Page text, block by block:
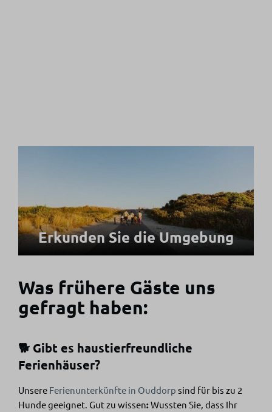
Erkunden Sie die Umgebung
Was frühere Gäste uns
gefragt haben:
🐕 Gibt es haustierfreundliche
Ferienhäuser?
Unsere Ferienunterkünfte in Ouddorp sind für bis zu 2
Hunde geeignet. Gut zu wissen:Wussten Sie, dass Ihr